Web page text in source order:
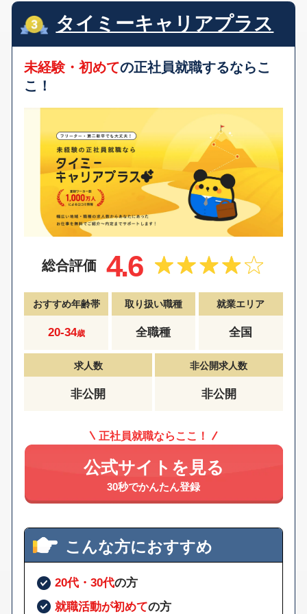
タイミーキャリアプラス
未経験・初めての正社員就職するならこ
こ！
総合評価 4.6
おすすめ年齢帯
20-34歳
取り扱い職種
全職種
就業エリア
全国
求人数
非公開
非公開求人数
非公開
正社員就職ならここ！
公式サイトを見る
30秒でかんたん登録
こんな方におすすめ
20代・30代の方
就職活動が初めての方